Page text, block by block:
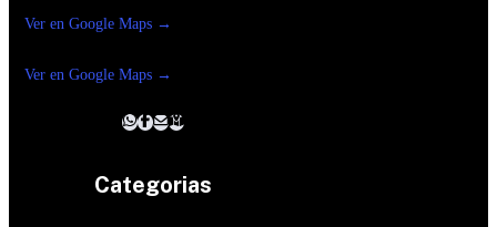
Ver en Google Maps →
Ver en Google Maps →
Categorias